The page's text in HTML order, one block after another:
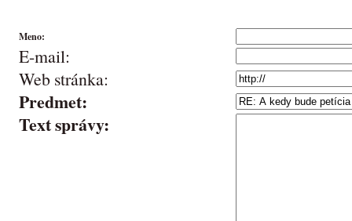
Meno:
E-mail:
Web stránka:
Predmet:
Text správy: